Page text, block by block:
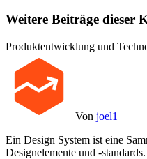
Weitere Beiträge dieser
Produktentwicklung und
Von joel1
Ein Design System ist eine
Designelemente und -standards.